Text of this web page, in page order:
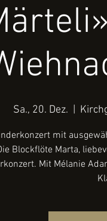
Sa., 20. Dez.
mit
Blockflöte Marta,
Mit Mélanie